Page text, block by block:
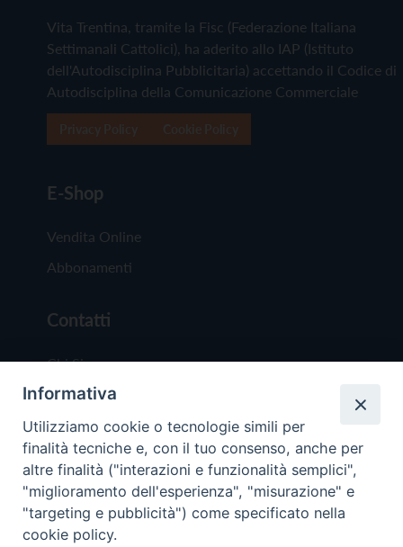
Vita Trentina, tramite la Fisc (Federazione Italiana
Settimanali Cattolici), ha aderito allo IAP (Istituto
dell'Autodisciplina Pubblicitaria) accettando il Codice di
Autodisciplina della Comunicazione Commerciale
E-Shop
Vendita Online
Abbonamenti
Contatti
Chi Siamo
Redazione
Scrivici
Copyright © 2019 - Tutti i diritti riservati - Vita
Informativa
Utilizziamo cookie o tecnologie simili per
finalità tecniche e, con il tuo consenso, anche per
altre finalità ("interazioni e funzionalità semplici",
"miglioramento dell'esperienza", "misurazione" e
"targeting e pubblicità") come specificato nella
cookie policy.